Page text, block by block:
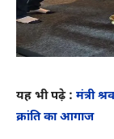
यह भी पढ़े : मंत्री
क्रांति का आगाज